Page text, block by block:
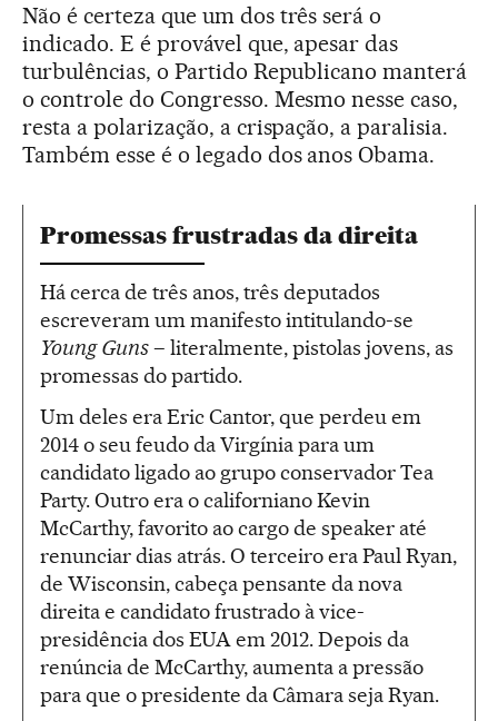
Não é certeza que um dos três será o
indicado. E é provável que, apesar das
turbulências, o Partido Republicano manterá
o controle do Congresso. Mesmo nesse caso,
resta a polarização, a crispação, a paralisia.
Também esse é o legado dos anos Obama.
Promessas frustradas da direita
Há cerca de três anos, três deputados
escreveram um manifesto intitulando-se
Young Guns– literalmente, pistolas jovens, as
promessas do partido.
Um deles era Eric Cantor, que perdeu em
2014 o seu feudo da Virgínia para um
candidato ligado ao grupo conservador Tea
Party. Outro era o californiano Kevin
McCarthy, favorito ao cargo de speaker até
renunciar dias atrás. O terceiro era Paul Ryan,
de Wisconsin, cabeça pensante da nova
direita e candidato frustrado à vice-
presidência dos EUA em 2012. Depois da
renúncia de McCarthy, aumenta a pressão
para que o presidente da Câmara seja Ryan.